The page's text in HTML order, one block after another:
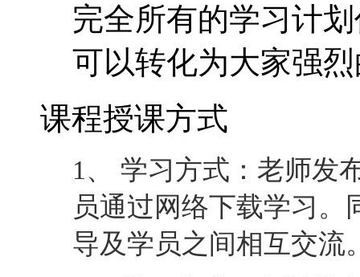
完全所有的学习计
可以转化为大家强
课程授课方式
1、 学习方式：老师发
员通过网络下载学习
导及学员之间相互交流